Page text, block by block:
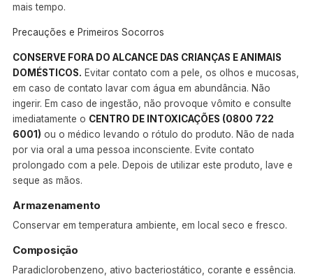
mais tempo.
Precauções e Primeiros Socorros
CONSERVE FORA DO ALCANCE DAS CRIANÇAS E ANIMAIS
DOMÉSTICOS. Evitar contato com a pele, os olhos e mucosas,
em caso de contato lavar com água em abundância. Não
ingerir. Em caso de ingestão, não provoque vômito e consulte
imediatamente o CENTRO DE INTOXICAÇÕES (0800 722
6001) ou o médico levando o rótulo do produto. Não de nada
por via oral a uma pessoa inconsciente. Evite contato
prolongado com a pele. Depois de utilizar este produto, lave e
seque as mãos.
Armazenamento
Conservar em temperatura ambiente, em local seco e fresco.
Composição
Paradiclorobenzeno, ativo bacteriostático, corante e essência.